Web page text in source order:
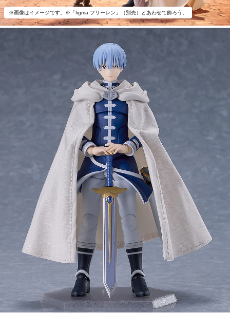
※画像はイメージです。※「figma フリーレン」（別売）とあわせて飾ろう。